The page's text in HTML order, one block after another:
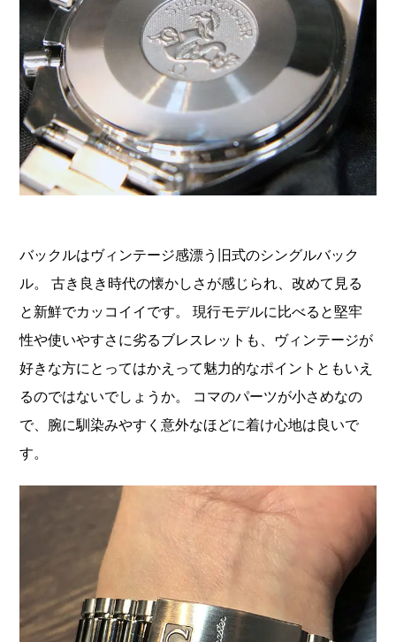
バックルはヴィンテージ感漂う旧式のシングルバック
ル。 古き良き時代の懐かしさが感じられ、改めて見る
と新鮮でカッコイイです。 現行モデルに比べると堅牢
性や使いやすさに劣るブレスレットも、ヴィンテージが
好きな方にとってはかえって魅力的なポイントともいえ
るのではないでしょうか。 コマのパーツが小さめなの
で、腕に馴染みやすく意外なほどに着け心地は良いで
す。